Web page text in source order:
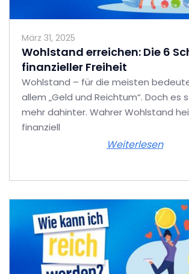
März 31, 2025
Wohlstand erreichen: Die 6
finanzieller Freiheit
Wohlstand – für die meisten
allem „Geld und Reichtum“. Doch es
mehr dahinter. Wahrer Wohlstand
finanziell
Weiterlesen